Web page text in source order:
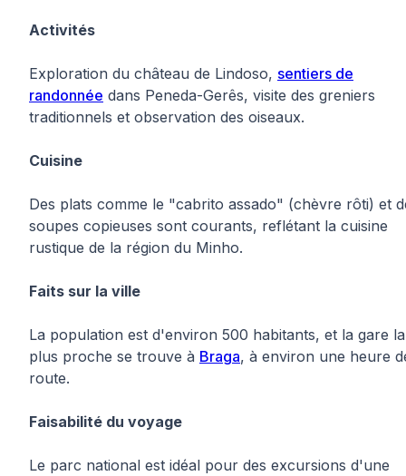
Activités
Exploration du château de Lindoso, sentiers de
randonnée dans Peneda-Gerês, visite des greniers
traditionnels et observation des oiseaux.
Cuisine
Des plats comme le "cabrito assado" (chèvre rôti) et
soupes copieuses sont courants, reflétant la cuisine
rustique de la région du Minho.
Faits sur la ville
La population est d'environ 500 habitants, et la gare la
plus proche se trouve à Braga, à environ une heure
route.
Faisabilité du voyage
Le parc national est idéal pour des excursions d'une